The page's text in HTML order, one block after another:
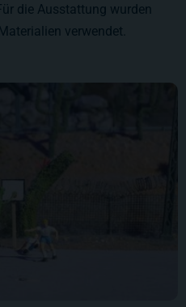
die Ausstattung wurden
verwendet.